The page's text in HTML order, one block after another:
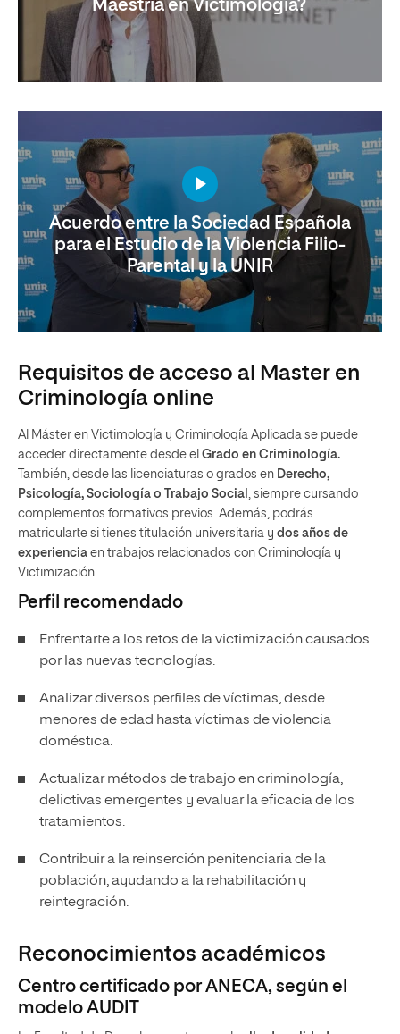
Maestría en Victimología?
Acuerdo entre la Sociedad Española
para el Estudio de la Violencia Filio-
Parental y la UNIR
Requisitos de acceso al Master en
Criminología online
Al Máster en Victimología y Criminología Aplicada se puede
acceder directamente desde el Grado en Criminología.
También, desde las licenciaturas o grados en Derecho,
Psicología, Sociología o Trabajo Social , siempre cursando
complementos formativos previos. Además, podrás
matricularte si tienes titulación universitaria y dos años de
experiencia en trabajos relacionados con Criminología y
Victimización.
Perfil recomendado
Enfrentarte a los retos de la victimización causados
por las nuevas tecnologías.
Analizar diversos perfiles de víctimas, desde
menores de edad hasta víctimas de violencia
doméstica.
Actualizar métodos de trabajo en criminología,
delictivas emergentes y evaluar la eficacia de los
tratamientos.
Contribuir a la reinserción penitenciaria de la
población, ayudando a la rehabilitación y
reintegración.
Reconocimientos académicos
Centro certificado por ANECA, según el
modelo AUDIT